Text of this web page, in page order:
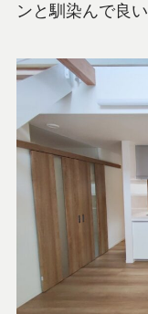
ンと馴染んで良